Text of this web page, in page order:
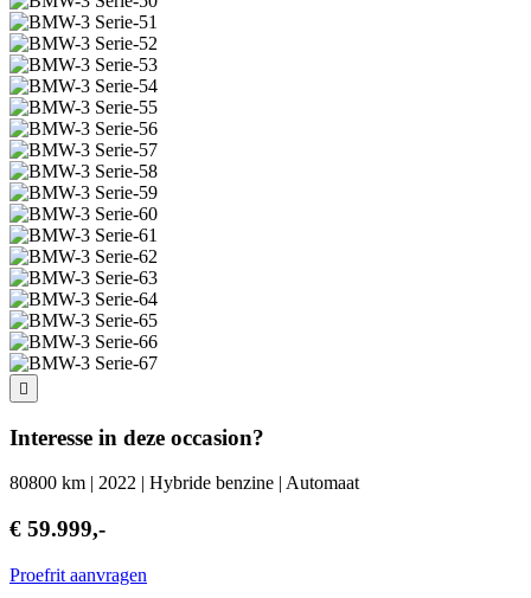
Interesse in deze occasion?
80800 km | 2022 | Hybride benzine | Automaat
€ 59.999,-
Proefrit aanvragen